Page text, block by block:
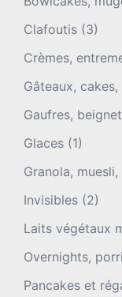
Clafoutis (3)
Crèmes,
Gâteaux,
Gaufres,
Glaces (1)
Granola,
Invisibles (2)
Laits végétaux
Overnights,
Pancakes et